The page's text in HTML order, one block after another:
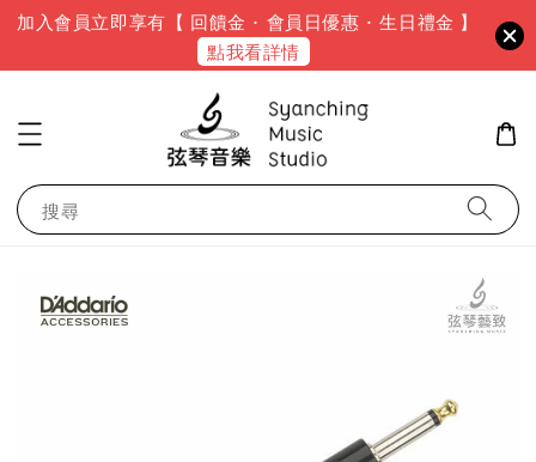
加入會員立即享有【 回饋金 · 會員日優惠 · 生日禮金 】
點我看詳情
搜尋